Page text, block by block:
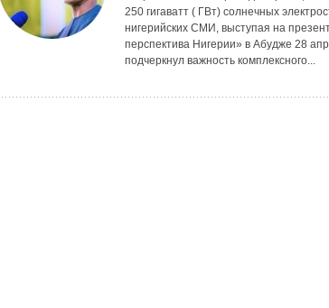
250 гигаватт ( ГВт) солнечных
нигерийских СМИ, выступая на
перспектива Нигерии» в Абудже 28
подчеркнул важность комплексного...